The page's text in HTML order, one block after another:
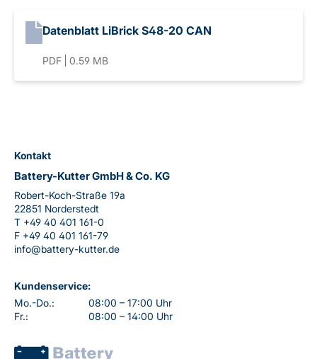
Datenblatt LiBrick S48-20 CAN
PDF 0.59 MB
Kontakt
Battery-Kutter GmbH & Co. KG
Robert-Koch-Straße 19a
22851 Norderstedt
T +49 40 401 161-0
F +49 40 401 161-79
info@battery-kutter.de
Kundenservice:
Mo.-Do.:
08:00 – 17:00 Uhr
Fr.:
08:00 – 14:00 Uhr